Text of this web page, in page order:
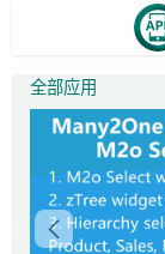
全部应用